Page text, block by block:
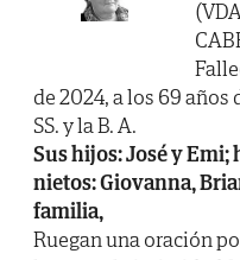
de 2024, a los 69
SS. y la B. A.
Sus hijos: José y
nietos: Giovanna,
familia,
Ruegan una oración